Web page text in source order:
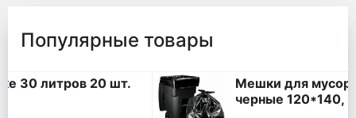
Популярные товары
Мешки для мусора 360 литров ПВД
черные 120*140, 200 шт. (50 шт * 4